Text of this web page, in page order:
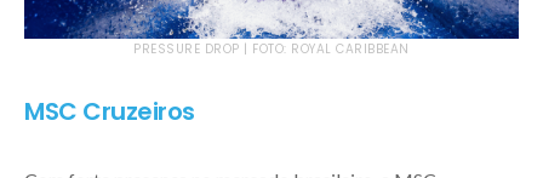
PRESSURE DROP | FOTO: ROYAL CARIBBEAN
MSC Cruzeiros